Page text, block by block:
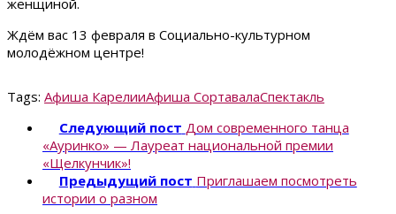
женщиной.
Ждём вас 13 февраля в Социально-культурном
молодёжном центре!
Tags: Афиша КарелииАфиша СортавалаСпектакль
Следующий пост Дом современного танца
«Ауринко» — Лауреат национальной премии
«Щелкунчик»!
Предыдущий пост Приглашаем посмотреть
истории о разном